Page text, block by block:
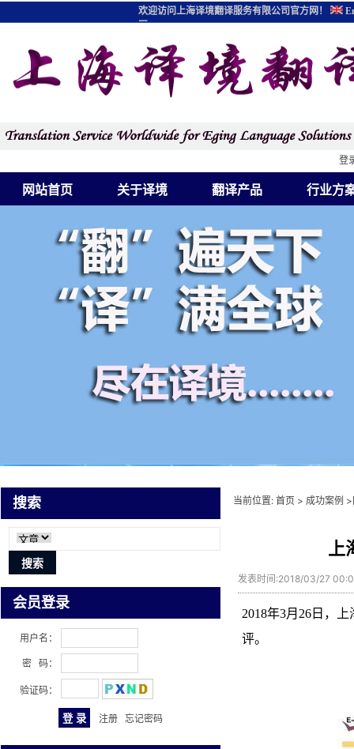
网站首页 关于译境 翻译产品 行业方
登
欢迎访问上海译境翻译服务有限公司官方网！
图
搜索
会员登录
用户名：
密 码：
验证码：
注册 忘记密码
当前位置: 首页 > 成功案例 >
发表时间:2018/03/27
2018年3月26日，
评。